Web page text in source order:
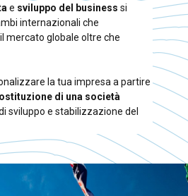
e sviluppo del business si
internazionali che
mercato globale oltre che
la tua impresa a partire
di una società
sviluppo e stabilizzazione del